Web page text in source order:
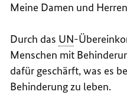
Meine Damen und
Durch das UN-
Menschen mit
dafür geschärft, was es
Behinderung zu leben.